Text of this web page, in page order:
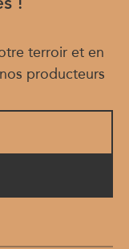
!
terroir et en
producteurs